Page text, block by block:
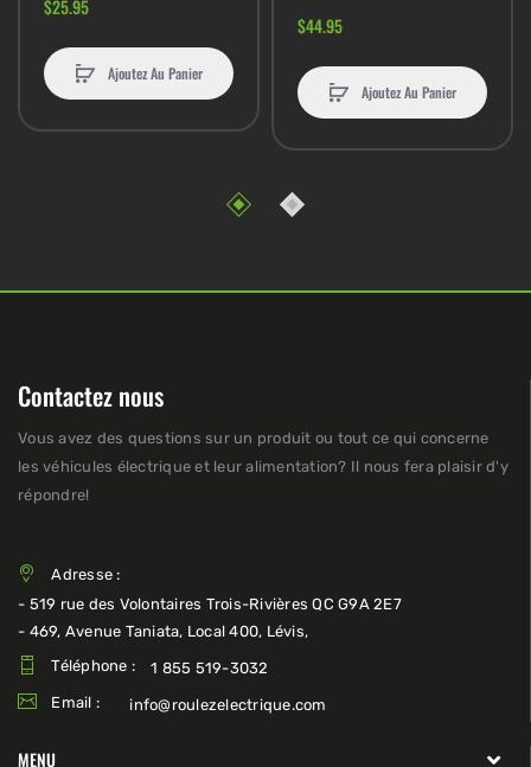
$25.95
Ajoutez Au Panier
$44.95
Ajoutez Au Panier
Contactez nous
Vous avez des questions sur un produit ou tout ce qui concerne
les véhicules électrique et leur alimentation? Il nous fera plaisir d'y
répondre!
Adresse :
- 519 rue des Volontaires Trois-Rivières QC G9A 2E7
- 469, Avenue Taniata, Local 400, Lévis,
Téléphone :
1 855 519-3032
Email :
info@roulezelectrique.com
MENU